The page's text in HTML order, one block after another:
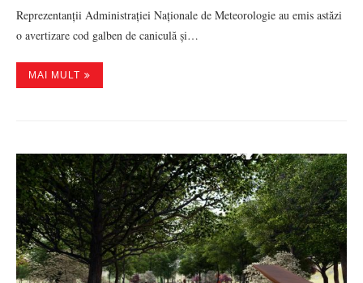
Reprezentanții Administrației Naționale de Meteorologie au emis astăzi
o avertizare cod galben de caniculă și…
MAI MULT